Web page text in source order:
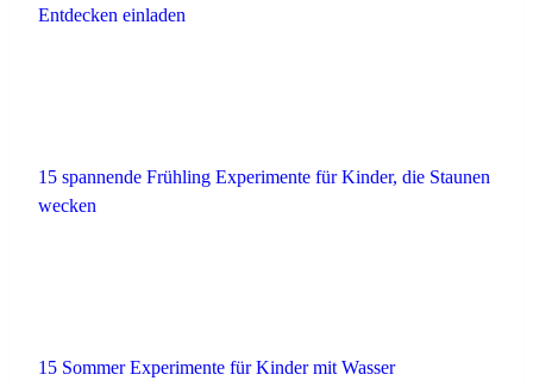
Entdecken einladen
15 spannende Frühling Experimente für Kinder, die Staunen
wecken
15 Sommer Experimente für Kinder mit Wasser